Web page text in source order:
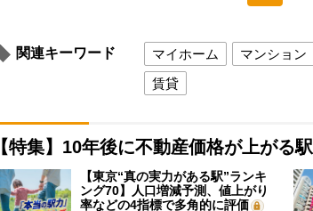
関連キーワード マイホーム マンション
賃貸
【特集】10年後に不動産価格が上がる
【東京“真の実力がある駅”ランキ
ング70】人口増減予測、値上がり
率などの4指標で多角的に評価